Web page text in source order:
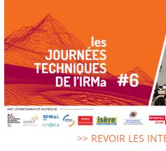
>> REVOIR LES